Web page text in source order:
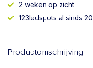
2 weken op zicht
123ledspots al sinds
Productomschrijving